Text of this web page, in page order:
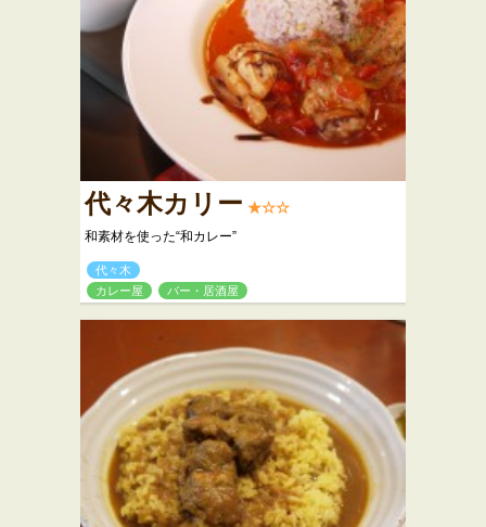
代々木カリー ★☆☆
和素材を使った“和カレー”
代々木
カレー屋
バー・居酒屋